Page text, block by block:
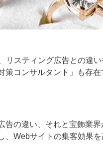
リスティング広告との違
策コンサルタント」も存
告の違い、それと宝飾業
Webサイトの集客効果を